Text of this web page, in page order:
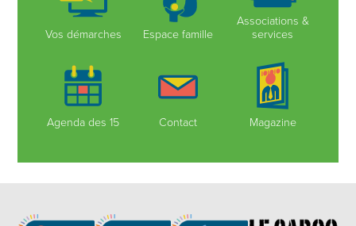
Vos démarches Espace famille
Associations &
services
Agenda des 15 Contact Magazine